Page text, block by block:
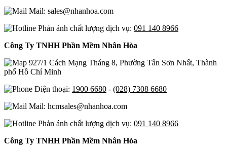
Mail: sales@nhanhoa.com
Phản ánh chất lượng dịch vụ: 091 140 8966
Công Ty TNHH Phần Mềm Nhân Hòa
927/1 Cách Mạng Tháng 8, Phường Tân Sơn Nhất, Thành
phố Hồ Chí Minh
Điện thoại: 1900 6680 - (028) 7308 6680
Mail: hcmsales@nhanhoa.com
Phản ánh chất lượng dịch vụ: 091 140 8966
Công Ty TNHH Phần Mềm Nhân Hòa